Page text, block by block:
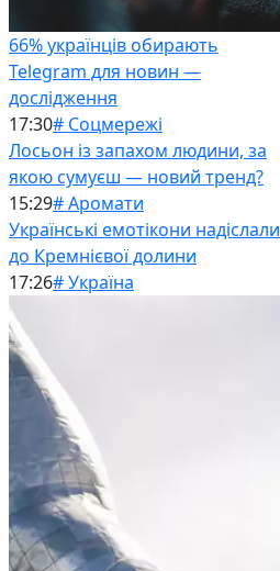
66% українців обирають
Telegram для новин —
дослідження
17:30# Соцмережі
Лосьон із запахом людини, за
якою сумуєш — новий тренд?
15:29# Аромати
Українські емотікони надіслали
до Кремнієвої долини
17:26# Україна